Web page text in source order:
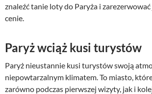
znaleźć tanie loty do Paryża i
cenie.
Paryż wciąż kusi turystów
Paryż nieustannie kusi turystów swoją
niepowtarzalnym klimatem. To miasto,
zarówno podczas pierwszej wizyty, jak i